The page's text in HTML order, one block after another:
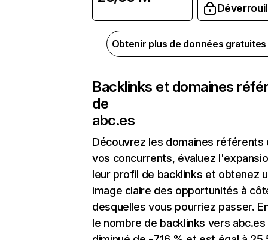
Obtenir plus de données
Backlinks et domaines
de
abc.es
Découvrez les domaines référents
vos concurrents, évaluez
leur profil de backlinks et obtenez
image claire des opportunités à
desquelles vous pourriez passer.
le nombre de backlinks vers abc.es